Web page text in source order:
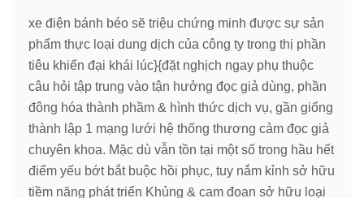
xe điện bánh béo sẽ triệu chứng minh được sự sản
phẩm thực loại dung dịch của công ty trong thị phần
tiêu khiển đại khái lúc}{đặt nghịch ngay phụ thuộc
câu hỏi tập trung vào tận hưởng đọc giả dùng, phần
đông hóa thành phầm & hình thức dịch vụ, gần giống
thành lập 1 mạng lưới hệ thống thương cảm đọc giả
chuyên khoa. Mặc dù vẫn tồn tại một số trong hầu hết
điểm yếu bớt bắt buộc hồi phục, tuy nắm kỉnh sở hữu
tiềm năng phát triển Khủng & cam đoan sở hữu loại